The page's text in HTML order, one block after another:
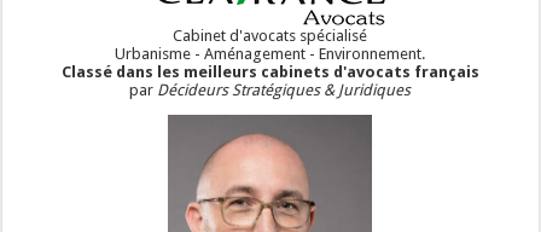
Cabinet d'avocats spécialisé
Urbanisme - Aménagement - Environnement.
Classé dans les meilleurs cabinets d'avocats français
par Décideurs Stratégiques & Juridiques